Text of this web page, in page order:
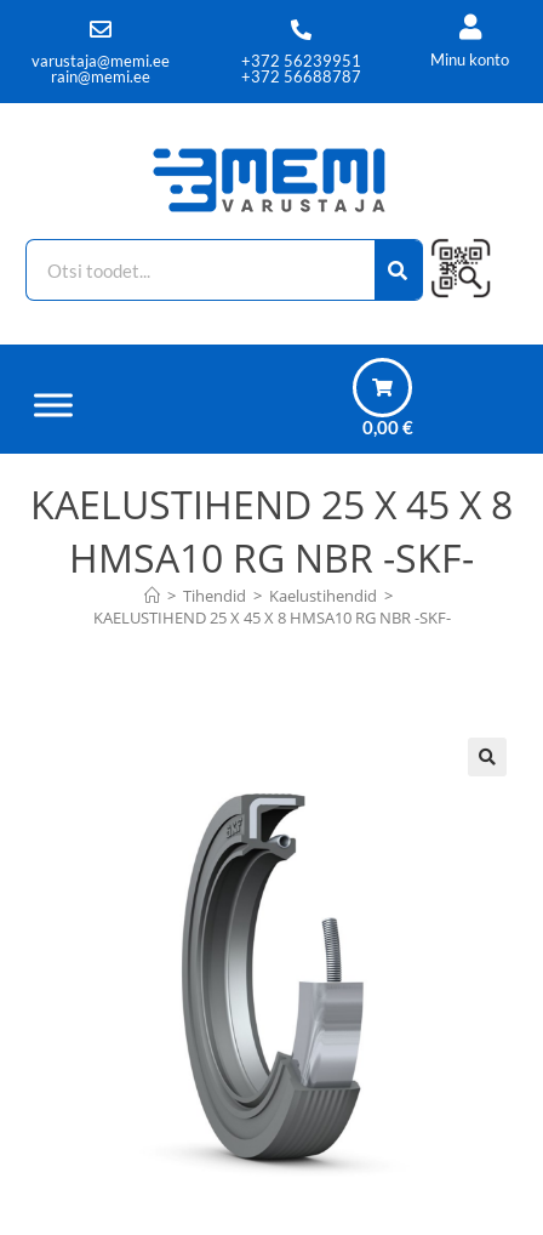
varustaja@memi.ee
rain@memi.ee
+372 56239951
+372 56688787
Minu konto
0,00€
KAELUSTIHEND 25 X 45 X 8
HMSA10 RG NBR -SKF-
> Tihendid > Kaelustihendid >
KAELUSTIHEND 25 X 45 X 8 HMSA10 RG NBR -SKF-